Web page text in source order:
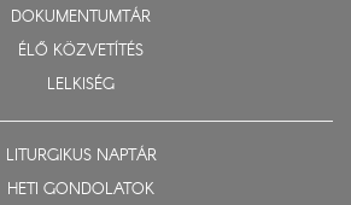
DOKUMENTUMTÁR
ÉLŐ KÖZVETÍTÉS
LELKISÉG
LITURGIKUS NAPTÁR
HETI GONDOLATOK